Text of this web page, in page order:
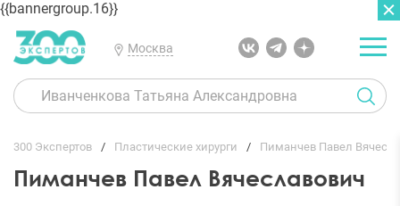
{{bannergroup.16}}
Москва
300 Экспертов Пластические хирурги Пиманчев Павел
Пиманчев Павел Вячеславович
ГЛАВНАЯ ОТЗЫВЫ